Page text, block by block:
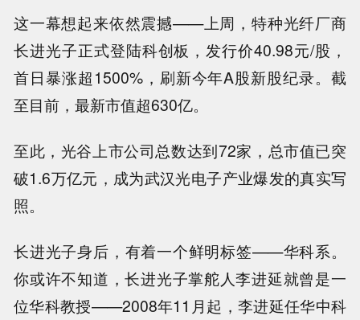
这一幕想起来依然震撼——上周，特种光纤厂商
长进光子正式登陆科创板，发行价40.98元/股，
首日暴涨超1500%，刷新今年A股新股纪录。截
至目前，最新市值超630亿。
至此，光谷上市公司总数达到72家，总市值已突
破1.6万亿元，成为武汉光电子产业爆发的真实写
照。
长进光子身后，有着一个鲜明标签——华科系。
你或许不知道，长进光子掌舵人李进延就曾是一
位华科教授——2008年11月起，李进延任华中科